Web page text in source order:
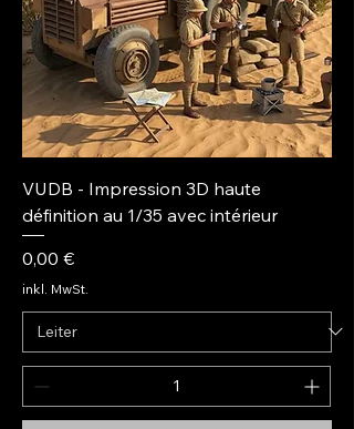
VUDB - Impression 3D haute
définition au 1/35 avec intérieur
Preis
0,00 €
inkl. MwSt.